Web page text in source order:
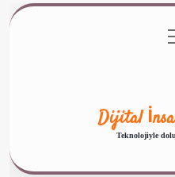
Gizlilik
Dijital
Teknolojiyle